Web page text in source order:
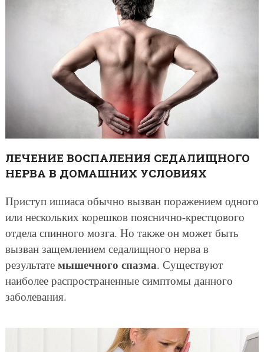
ЛЕЧЕНИЕ ВОСПАЛЕНИЯ СЕДАЛИЩНОГО
НЕРВА В ДОМАШНИХ УСЛОВИЯХ
Приступ ишиаса обычно вызван поражением одного
или нескольких корешков пояснично-крестцового
отдела спинного мозга. Но также он может быть
вызван защемлением седалищного нерва в
результате мышечного спазма. Существуют
наиболее распространенные симптомы данного
заболевания.